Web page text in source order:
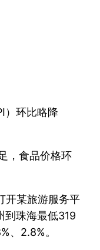
）环比略降
，食品价格环
开某旅游服务平
到珠海最低319
、2.8%。